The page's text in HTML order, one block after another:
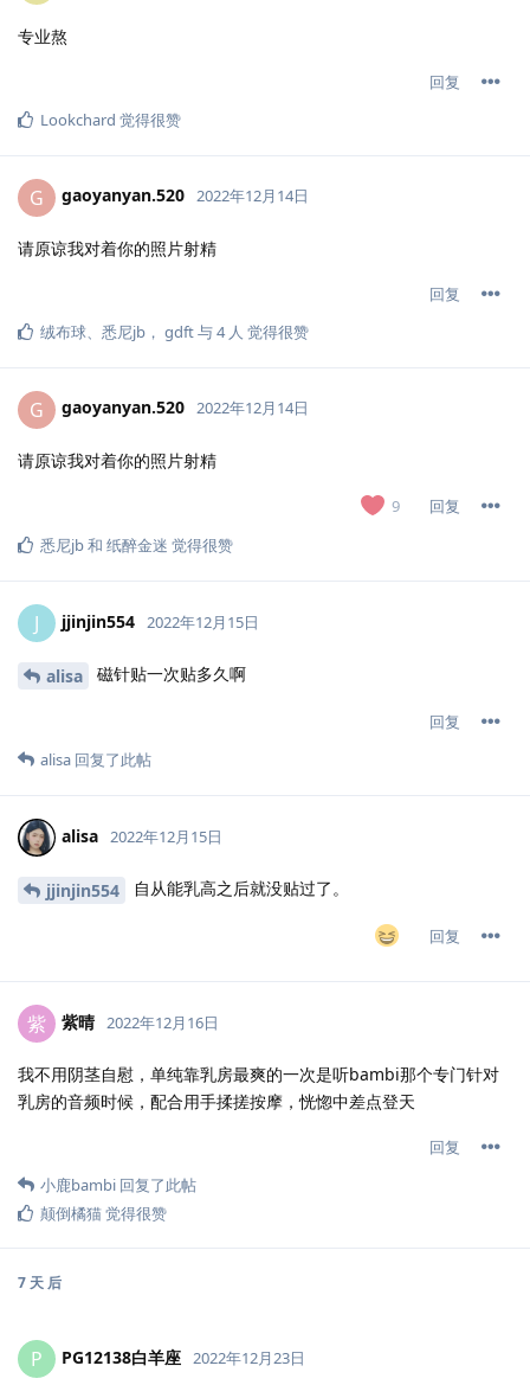
专业熬
回复
Lookchard 觉得很赞
G gaoyanyan.​520 2022年12月14日
请原谅我对着你的照片射精
回复
绒布球、 悉尼jb ， gdft与4人 觉得很赞
G gaoyanyan.​520 2022年12月14日
请原谅我对着你的照片射精
9
回复
悉尼jb和 纸醉金迷 觉得很赞
J jjinjin554 2022年12月15日
alisa 磁针贴一次贴多久啊
回复
alisa 回复了此帖
alisa 2022年12月15日
jjinjin554 自从能乳高之后就没贴过了。
回复
紫 紫晴 2022年12月16日
我不用阴茎自慰，单纯靠乳房最爽的一次是听bambi那个专门针对
乳房的音频时候，配合用手揉搓按摩，恍惚中差点登天
回复
小鹿bambi 回复了此帖
颠倒橘猫觉得很赞
7 天 后
P PG12138白羊座 2022年12月23日